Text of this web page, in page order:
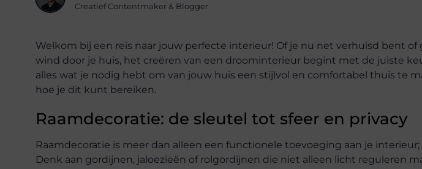
Creatief Contentmaker & Blogger
Welkom bij een reis naar jouw perfecte interieur! Of je nu net verhuisd bent of
wind door je huis, het creëren van een droominterieur begint met de juiste
alles wat je nodig hebt om van jouw huis een stijlvol en comfortabel thuis te
hoe je dit kunt bereiken.
Raamdecoratie: de sleutel tot sfeer en privacy
Raamdecoratie is meer dan alleen een functionele toevoeging aan je
Denk aan gordijnen, jaloezieën of rolgordijnen die niet alleen licht reguleren